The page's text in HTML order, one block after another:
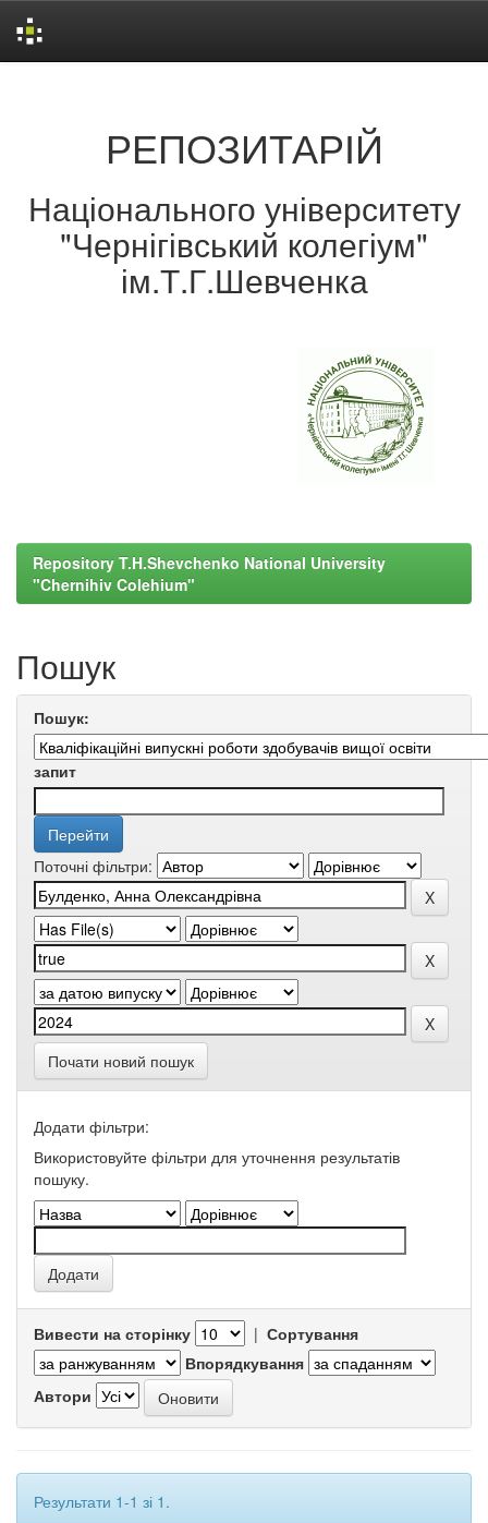
РЕПОЗИТАРІЙ
Національного університету
"Чернігівський колегіум"
ім.Т.Г.Шевченка
Repository T.H.Shevchenko National University
"Chernihiv Colehium"
Пошук
Пошук:
запит
Поточні фільтри:
Почати новий пошук
Додати фільтри:
Використовуйте фільтри для уточнення результатів
пошуку.
Вивести на сторінку | Сортування
Впорядкування
Автори
Результати 1-1 зі 1.